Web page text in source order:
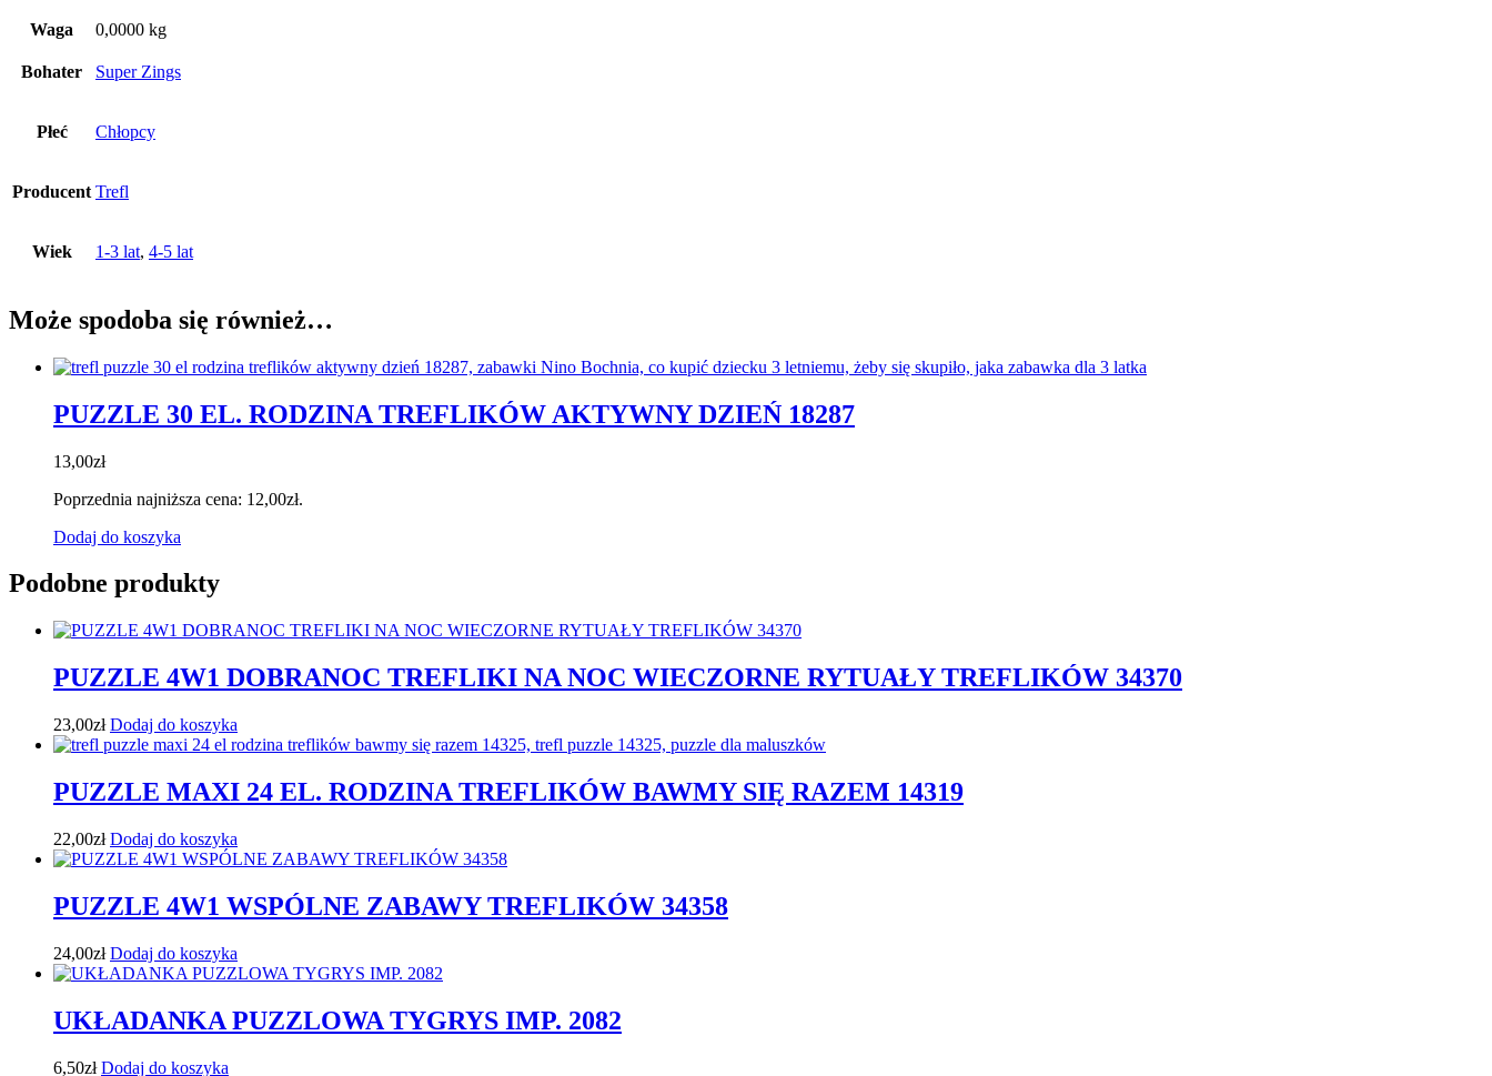
Waga 0,0000 kg
Bohater Super Zings
Płeć Chłopcy
Producent Trefl
Wiek 1-3 lat, 4-5 lat
Może spodoba się również…
PUZZLE 30 EL. RODZINA TREFLIKÓW AKTYWNY DZIEŃ 18287
13,00zł
Poprzednia najniższa cena: 12,00zł.
Dodaj do koszyka
Podobne produkty
PUZZLE 4W1 DOBRANOC TREFLIKI NA NOC WIECZORNE RYTUAŁY TREFLIKÓW 34370
23,00zł Dodaj do koszyka
PUZZLE MAXI 24 EL. RODZINA TREFLIKÓW BAWMY SIĘ RAZEM 14319
22,00zł Dodaj do koszyka
PUZZLE 4W1 WSPÓLNE ZABAWY TREFLIKÓW 34358
24,00zł Dodaj do koszyka
UKŁADANKA PUZZLOWA TYGRYS IMP. 2082
6,50zł Dodaj do koszyka